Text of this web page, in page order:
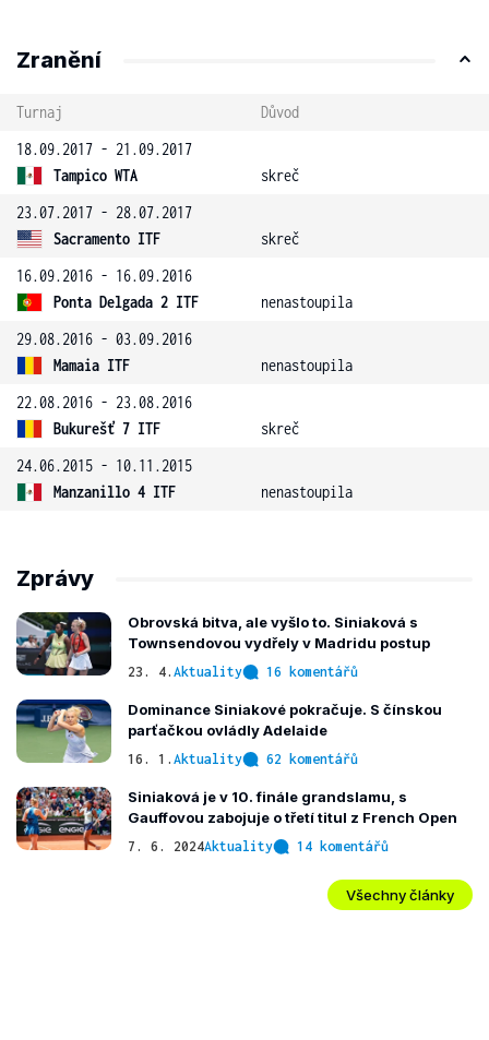
Zranění
Turnaj
Důvod
18.09.2017 - 21.09.2017
Tampico WTA
skreč
23.07.2017 - 28.07.2017
Sacramento ITF
skreč
16.09.2016 - 16.09.2016
Ponta Delgada 2 ITF
nenastoupila
29.08.2016 - 03.09.2016
Mamaia ITF
nenastoupila
22.08.2016 - 23.08.2016
Bukurešť 7 ITF
skreč
24.06.2015 - 10.11.2015
Manzanillo 4 ITF
nenastoupila
Zprávy
Obrovská bitva, ale vyšlo to. Siniaková s
Townsendovou vydřely v Madridu postup
23. 4. Aktuality 16 komentářů
Dominance Siniakové pokračuje. S čínskou
parťačkou ovládly Adelaide
16. 1. Aktuality 62 komentářů
Siniaková je v 10. finále grandslamu, s
Gauffovou zabojuje o třetí titul z French Open
7. 6. 2024Aktuality 14 komentářů
Všechny články